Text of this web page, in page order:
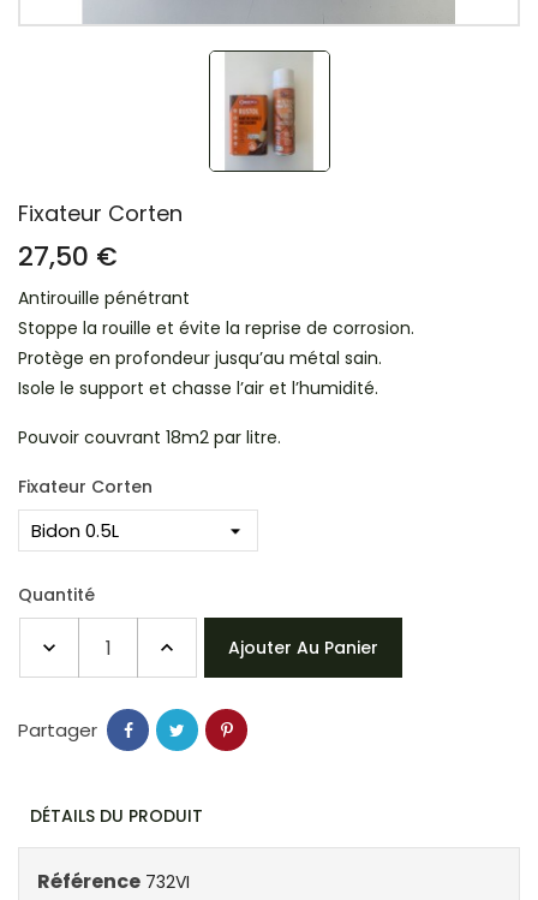
Fixateur Corten
27,50 €
Antirouille pénétrant
Stoppe la rouille et évite la reprise de corrosion.
Protège en profondeur jusqu’au métal sain.
Isole le support et chasse l’air et l’humidité.
Pouvoir couvrant 18m2 par litre.
Fixateur Corten
Quantité
Ajouter Au Panier
Partager
DÉTAILS DU PRODUIT
Référence 732VI